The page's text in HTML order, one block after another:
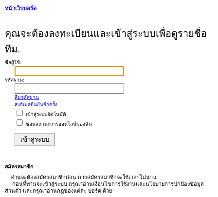
หน้าเว็บบอร์ด
คุณจะต้องลงทะเบียนและเข้าสู่ระบบเพื่อดูรายชื่อ
ทีม.
ชื่อผู้ใช้:
รหัสผ่าน:
ลืมรหัสผ่าน
ส่งอีเมลยืนยันอีกครั้ง
เข้าสู่ระบบอัตโนมัติ
ซ่อนสถานะการออนไลน์ของฉัน
สมัครสมาชิก
ท่านจะต้องสมัครสมาชิกก่อน การสมัครสมาชิกจะใช้เวลาไม่นาน
ก่อนที่ท่านจะเข้าสู่ระบบ กรุณาอ่านเงื่อนไขการใช้งานและนโยบายการปกป้องข้อมูล
ส่วนตัว และกรุณาอ่านกฎของแต่ละ บอร์ด ด้วย